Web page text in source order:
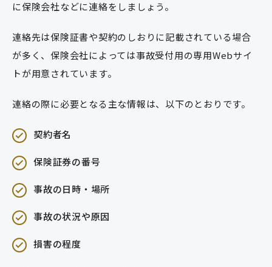
に保険会社などに連絡をしましょう。
連絡先は保険証書や契約のしおりに記載されている場合
が多く、保険会社によっては事故受付用の専用Webサイ
トが用意されています。
連絡の際に必要となる主な情報は、以下のとおりです。
契約者名
保険証券の番号
事故の日時・場所
事故の状況や原因
損害の程度